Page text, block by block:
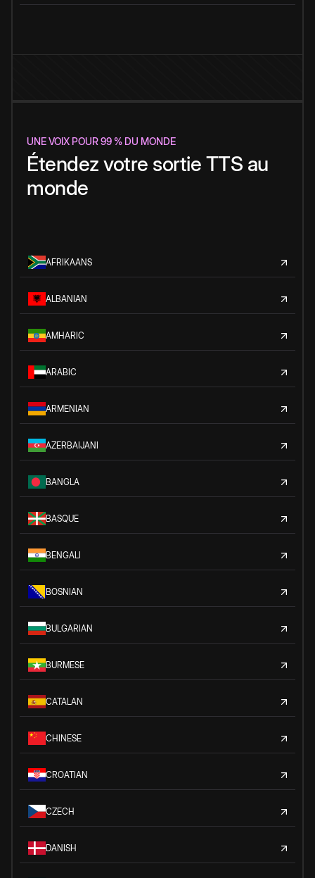
UNE VOIX POUR 99 % DU MONDE
Étendez votre sortie TTS au
monde
AFRIKAANS
ALBANIAN
AMHARIC
ARABIC
ARMENIAN
AZERBAIJANI
BANGLA
BASQUE
BENGALI
BOSNIAN
BULGARIAN
BURMESE
CATALAN
CHINESE
CROATIAN
CZECH
DANISH